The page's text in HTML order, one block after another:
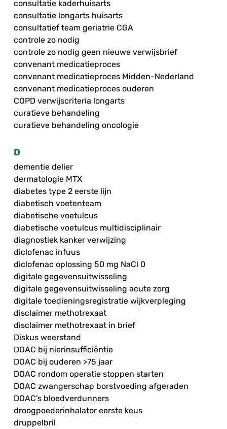
consultatie kaderhuisarts
consultatie longarts huisarts
consultatief team geriatrie CGA
controle zo nodig
controle zo nodig geen nieuwe verwijsbrief
convenant medicatieproces
convenant medicatieproces Midden-Nederland
convenant medicatieproces ouderen
COPD verwijscriteria longarts
curatieve behandeling
curatieve behandeling oncologie
D
dementie delier
dermatologie MTX
diabetes type 2 eerste lijn
diabetisch voetenteam
diabetische voetulcus
diabetische voetulcus multidisciplinair
diagnostiek kanker verwijzing
diclofenac infuus
diclofenac oplossing 50 mg NaCl 0
digitale gegevensuitwisseling
digitale gegevensuitwisseling acute zorg
digitale toedieningsregistratie wijkverpleging
disclaimer methotrexaat
disclaimer methotrexaat in brief
Diskus weerstand
DOAC bij nierinsufficiëntie
DOAC bij ouderen >75 jaar
DOAC rondom operatie stoppen starten
DOAC zwangerschap borstvoeding afgeraden
DOAC’s bloedverdunners
droogpoederinhalator eerste keus
druppelbril